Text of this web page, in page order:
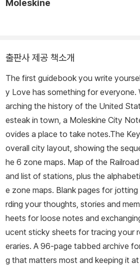
Moleskine
출판사 제공 책소개
The first guidebook you write
y Love has something for everyone.
arching the history of the United
esteak in town, a Moleskine City
ovides a place to take notes.The
overall city layout, showing the
he 6 zone maps. Map of the
and list of stations, plus the
e zone maps. Blank pages for
rding your thoughts, stories and
heets for loose notes and
ucent sticky sheets for tracing your
eraries. A 96-page tabbed archive
g that matters most and keeping it